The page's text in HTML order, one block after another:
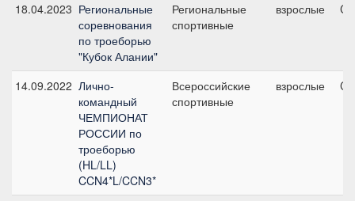
18.04.2023 Региональные
соревнования
по троеборью
"Кубок Алании"
Региональные
спортивные
взрослые
14.09.2022 Лично-
командный
ЧЕМПИОНАТ
РОССИИ по
троеборью
(HL/LL)
CCN4*L/CCN3*
Всероссийские
спортивные
взрослые